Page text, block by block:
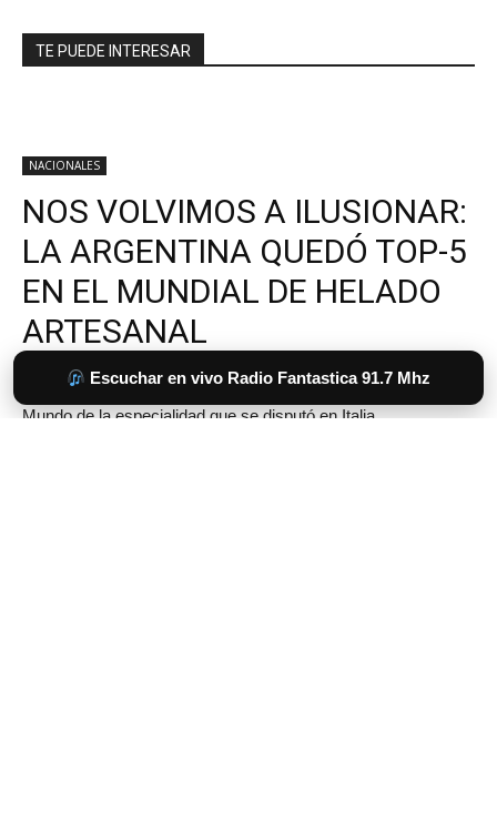
Escuchar en vivo Radio Fantastica 91.7 Mhz
TE PUEDE INTERESAR